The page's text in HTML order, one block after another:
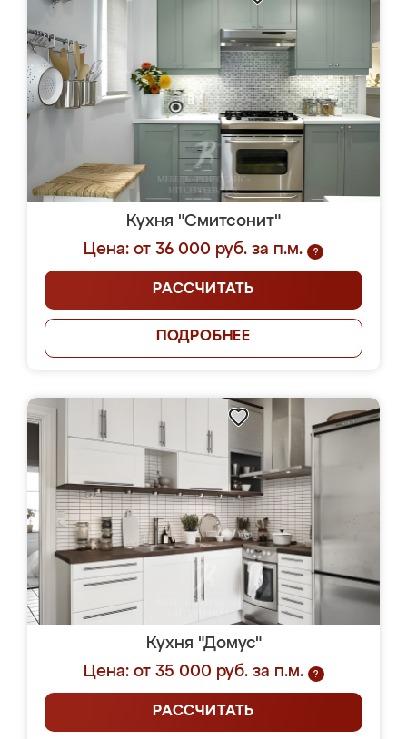
Кухня "Смитсонит"
Цена: от 36 000 руб. за п.м.
?
РАССЧИТАТЬ
ПОДРОБНЕЕ
Кухня "Домус"
Цена: от 35 000 руб. за п.м.
?
РАССЧИТАТЬ